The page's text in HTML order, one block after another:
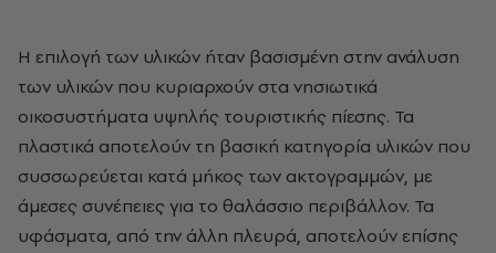
Η επιλογή των υλικών ήταν βασισμένη στην ανάλυση
των υλικών που κυριαρχούν στα νησιωτικά
οικοσυστήματα υψηλής τουριστικής πίεσης. Τα
πλαστικά αποτελούν τη βασική κατηγορία υλικών που
συσσωρεύεται κατά μήκος των ακτογραμμών, με
άμεσες συνέπειες για το θαλάσσιο περιβάλλον. Τα
υφάσματα, από την άλλη πλευρά, αποτελούν επίσης